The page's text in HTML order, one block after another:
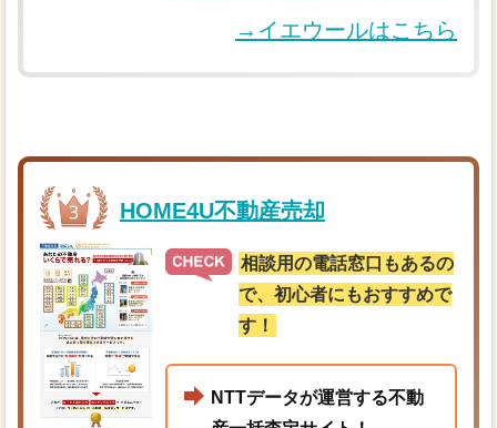
→イエウールはこちら
HOME4U不動産売却
相談用の電話窓口もあるの
で、初心者にもおすすめで
す！
NTTデータが運営する不動